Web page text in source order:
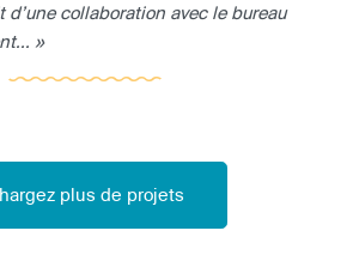
d’une collaboration avec le bureau
»
plus de projets